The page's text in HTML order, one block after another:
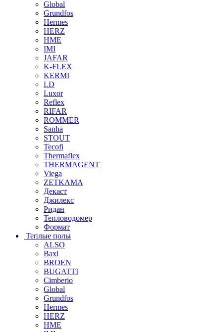
Global
Grundfos
Hermes
HERZ
HME
IMI
JAFAR
K-FLEX
KERMI
LD
Luxor
Reflex
RIFAR
ROMMER
Sanha
STOUT
Tecofi
Thermaflex
THERMAGENT
Viega
ZETKAMA
Декаст
Джилекс
Ридан
Тепловодомер
Формат
Теплые полы
ALSO
Baxi
BROEN
BUGATTI
Cimberio
Global
Grundfos
Hermes
HERZ
HME